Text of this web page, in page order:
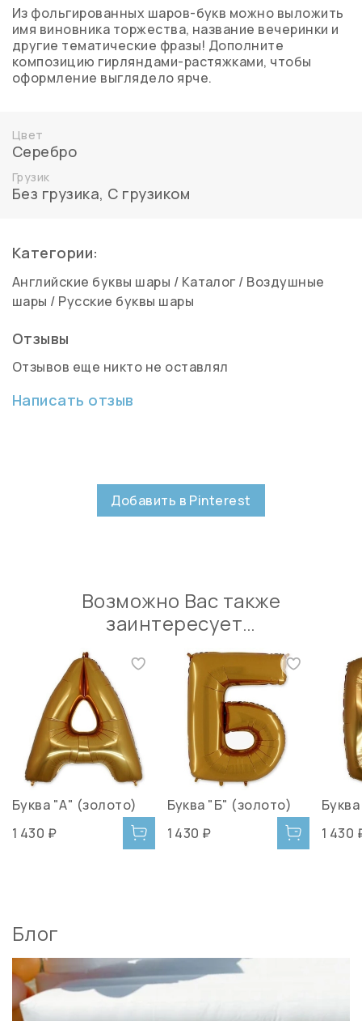
Из фольгированных шаров-букв можно выложить
имя виновника торжества, название вечеринки и
другие тематические фразы! Дополните
композицию гирляндами-растяжками, чтобы
оформление выглядело ярче.
Цвет
Серебро
Грузик
Без грузика, С грузиком
Категории:
Английские буквы шары / Каталог / Воздушные
шары / Русские буквы шары
Отзывы
Отзывов еще никто не оставлял
Написать отзыв
Добавить в Pinterest
Возможно Вас также
заинтересует…
Буква "А" (золото)
1 430 ₽
Буква "Б" (золото)
1 430 ₽
1 430
Блог